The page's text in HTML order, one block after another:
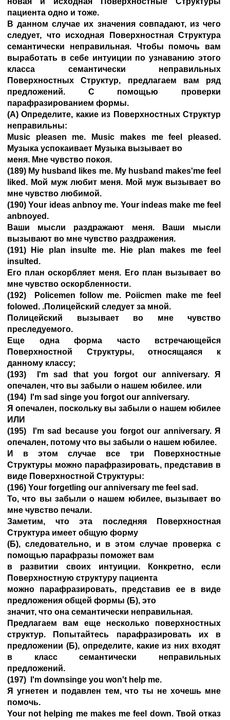
пациента одно и тоже.
В данном случае их значения совпадают, из чего
следует, что исходная Поверхностная Структура
семантически неправильная. Чтобы помочь вам
выработать в себе интуиции по узнаванию этого
класса семантически неправильных
Поверхностных Структур, предлагаем вам ряд
предложений. С помощью проверки
парафразированием формы.
(А) Определите, какие из Поверхностных Структур
неправильны:
Music pleasen me. Music makes me feel pleased.
Музыка успокаивает Музыка вызывает во
меня. Мне чувство покоя.
(189) My husband likes me. My husband makes'me feel
liked. Мой муж любит меня. Мой муж вызывает во
мне чувство любимой.
(190) Your ideas anbnoy me. Your indeas make me feel
anbnoyed.
Ваши мысли раздражают меня. Ваши мысли
вызывают во мне чувство раздражения.
(191) Hie plan insulte me. Hie plan makes me feel
insulted.
Его план оскорбляет меня. Его план вызывает во
мне чувство оскорбленности.
(192) Policemen follow me. Poiicmen make me feel
folowed. .Полицейский следует за мной.
Полицейский вызывает во мне чувство
преследуемого.
Еще одна форма часто встречающейся
Поверхностной Структуры, относящаяся к
данному классу;
(193) I'm sad that you forgot our anniversary. Я
опечален, что вы забыли о нашем юбилее. или
(194) I'm sad singe you forgot our anniversary.
Я опечален, поскольку вы забыли о нашем юбилее
ИЛИ
(195) I'm sad because you forgot our anniversary. Я
опечален, потому что вы забыли о нашем юбилее.
И в этом случае все три Поверхностные
Структуры можно парафразировать, представив в
виде Поверхностной Структуры:
(196) Your forgetling our anniversary me feel sad.
To, что вы забыли о нашем юбилее, вызывает во
мне чувство печали.
Заметим, что эта последняя Поверхностная
Структура имеет общую форму
(Б), следовательно, и в этом случае проверка с
помощью парафразы поможет вам
в развитии своих интуиции. Конкретно, если
Поверхностную структуру пациента
можно парафразировать, представив ее в виде
предложения общей формы (Б), это
значит, что она семантически неправильная.
Предлагаем вам еще несколько поверхностных
структур. Попытайтесь парафразировать их в
предложении (Б), определите, какие из них входят
в класс семантически неправильных
предложений.
(197) I'm downsinge you won't help me.
Я угнетен и подавлен тем, что ты не хочешь мне
помочь.
Your not helping me makes me feel down. Твой отказ